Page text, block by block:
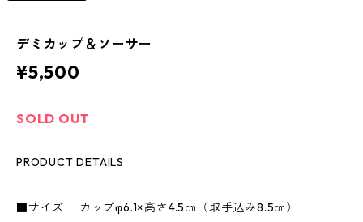
デミカップ＆ソーサー
¥5,500
SOLD OUT
PRODUCT DETAILS
■サイズ カップφ6.1×高さ4.5㎝（取手込み8.5㎝）